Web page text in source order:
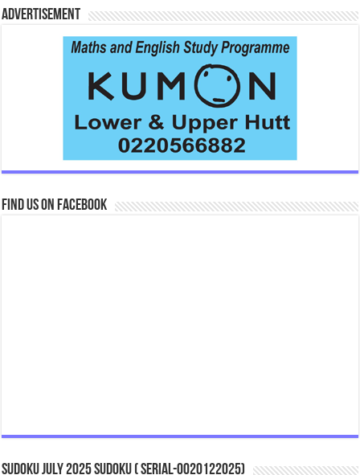
Advertisement
Find us on Facebook
Sudoku July 2025 Sudoku ( Serial-0020122025)